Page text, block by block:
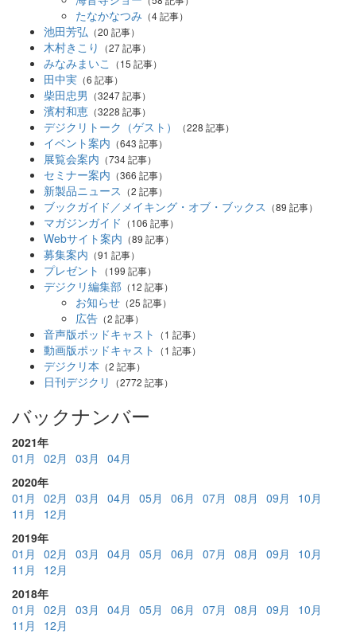
たなかなつみ （4 記事）
池田芳弘 （20 記事）
木村きこり （27 記事）
みなみまいこ （15 記事）
田中実 （6 記事）
柴田忠男 （3247 記事）
濱村和恵 （3228 記事）
デジクリトーク（ゲスト） （228 記事）
イベント案内 （643 記事）
展覧会案内 （734 記事）
セミナー案内 （366 記事）
新製品ニュース （2 記事）
ブックガイド／メイキング・オブ・ブックス （89 記事）
マガジンガイド （106 記事）
Webサイト案内 （89 記事）
募集案内 （91 記事）
プレゼント （199 記事）
デジクリ編集部 （12 記事）
お知らせ （25 記事）
広告 （2 記事）
音声版ポッドキャスト （1 記事）
動画版ポッドキャスト （1 記事）
デジクリ本 （2 記事）
日刊デジクリ （2772 記事）
バックナンバー
2021年
01月
02月 03月
04月
2020年
01月
02月 03月 04月 05月 06月 07月 08月 09月
10月
11月
12月
2019年
01月
02月 03月 04月 05月 06月 07月 08月 09月
10月
11月
12月
2018年
01月
02月 03月 04月 05月 06月 07月 08月 09月
10月
11月
12月